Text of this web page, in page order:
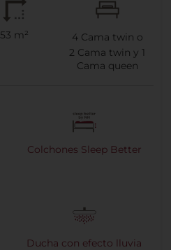
53 m² 4 Cama twin o
2 Cama twin y1
Cama queen
Colchones Sleep Better
Ducha con efecto lluvia